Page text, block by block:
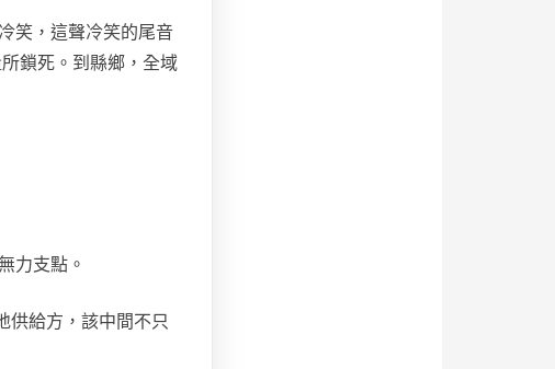
笑，這聲冷笑的尾音
鎖死。到縣鄉，全域
力支點。
供給方，該中間不只